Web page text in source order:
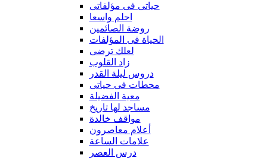
حياتى فى مؤلفاتى
احلم واسعا
روضة الصائمين
الحياة فى المؤلفات
لعلك ترضى
زاد القلوب
دروس ليلة القدر
محطات فى حياتى
معية الفضيلة
مساجد لها تاريخ
مواقف خالدة
أعلام معاصرون
علامات الساعة
درس العصر